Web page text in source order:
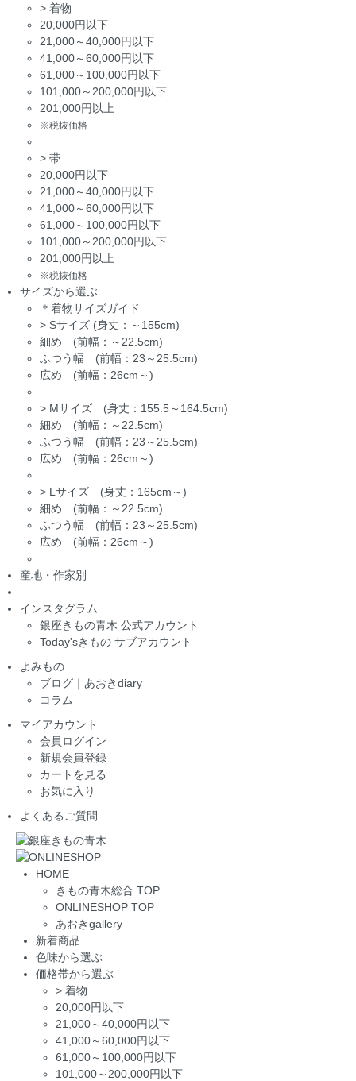
> 着物
20,000円以下
21,000～40,000円以下
41,000～60,000円以下
61,000～100,000円以下
101,000～200,000円以下
201,000円以上
※税抜価格
> 帯
20,000円以下
21,000～40,000円以下
41,000～60,000円以下
61,000～100,000円以下
101,000～200,000円以下
201,000円以上
※税抜価格
サイズから選ぶ
＊着物サイズガイド
> Sサイズ (身丈：～155cm)
細め (前幅：～22.5cm)
ふつう幅 (前幅：23～25.5cm)
広め (前幅：26cm～)
> Mサイズ (身丈：155.5～164.5cm)
細め (前幅：～22.5cm)
ふつう幅 (前幅：23～25.5cm)
広め (前幅：26cm～)
> Lサイズ (身丈：165cm～)
細め (前幅：～22.5cm)
ふつう幅 (前幅：23～25.5cm)
広め (前幅：26cm～)
産地・作家別
インスタグラム
銀座きもの青木 公式アカウント
Today'sきもの サブアカウント
よみもの
ブログ｜あおきdiary
コラム
マイアカウント
会員ログイン
新規会員登録
カートを見る
お気に入り
よくあるご質問
HOME
きもの青木総合 TOP
ONLINESHOP TOP
あおきgallery
新着商品
色味から選ぶ
価格帯から選ぶ
> 着物
20,000円以下
21,000～40,000円以下
41,000～60,000円以下
61,000～100,000円以下
101,000～200,000円以下